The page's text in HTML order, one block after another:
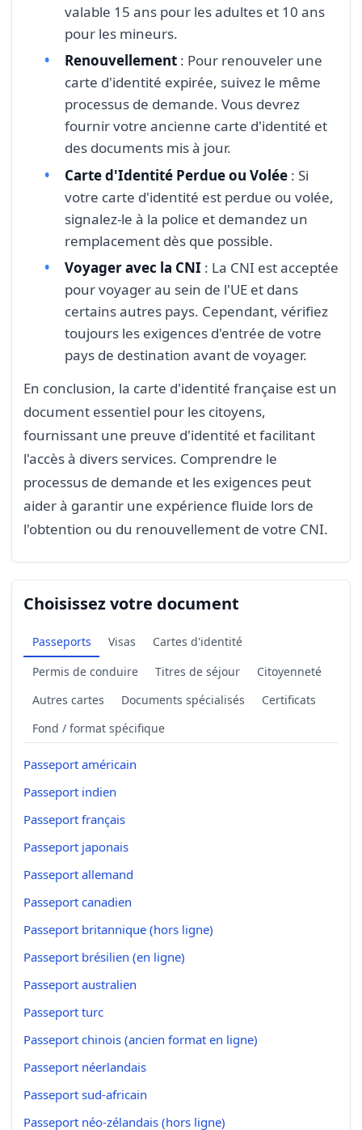
valable 15 ans pour les adultes et 10 ans
pour les mineurs.
Renouvellement : Pour renouveler une
carte d'identité expirée, suivez le même
processus de demande. Vous devrez
fournir votre ancienne carte d'identité et
des documents mis à jour.
Carte d'Identité Perdue ou Volée : Si
votre carte d'identité est perdue ou volée,
signalez-le à la police et demandez un
remplacement dès que possible.
Voyager avec la CNI : La CNI est acceptée
pour voyager au sein de l'UE et dans
certains autres pays. Cependant, vérifiez
toujours les exigences d'entrée de votre
pays de destination avant de voyager.
En conclusion, la carte d'identité française est un
document essentiel pour les citoyens,
fournissant une preuve d'identité et facilitant
l'accès à divers services. Comprendre le
processus de demande et les exigences peut
aider à garantir une expérience fluide lors de
l'obtention ou du renouvellement de votre CNI.
Choisissez votre document
Passeports Visas
Cartes d'identité
Permis de conduire
Titres de séjour
Citoyenneté
Autres cartes
Documents spécialisés
Certificats
Fond / format spécifique
Passeport américain
Passeport indien
Passeport français
Passeport japonais
Passeport allemand
Passeport canadien
Passeport britannique (hors ligne)
Passeport brésilien (en ligne)
Passeport australien
Passeport turc
Passeport chinois (ancien format en ligne)
Passeport néerlandais
Passeport sud-africain
Passeport néo-zélandais (hors ligne)